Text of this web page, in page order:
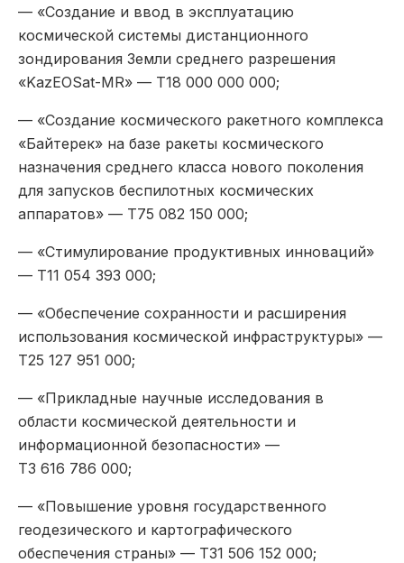
— «Создание и ввод в эксплуатацию
космической системы дистанционного
зондирования Земли среднего разрешения
«KazEOSat-MR» — Т18 000 000 000;
— «Создание космического ракетного комплекса
«Байтерек» на базе ракеты космического
назначения среднего класса нового поколения
для запусков беспилотных космических
аппаратов» — Т75 082 150 000;
— «Стимулирование продуктивных инноваций»
— Т11 054 393 000;
— «Обеспечение сохранности и расширения
использования космической инфраструктуры» —
Т25 127 951 000;
— «Прикладные научные исследования в
области космической деятельности и
информационной безопасности» —
Т3 616 786 000;
— «Повышение уровня государственного
геодезического и картографического
обеспечения страны» — Т31 506 152 000;